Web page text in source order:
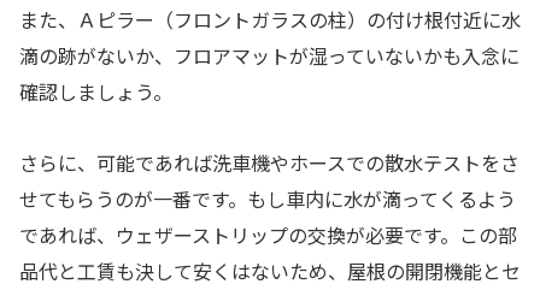
また、Ａピラー（フロントガラスの柱）の付け根付近に水
滴の跡がないか、フロアマットが湿っていないかも入念に
確認しましょう。
さらに、可能であれば洗車機やホースでの散水テストをさ
せてもらうのが一番です。もし車内に水が滴ってくるよう
であれば、ウェザーストリップの交換が必要です。この部
品代と工賃も決して安くはないため、屋根の開閉機能とセ